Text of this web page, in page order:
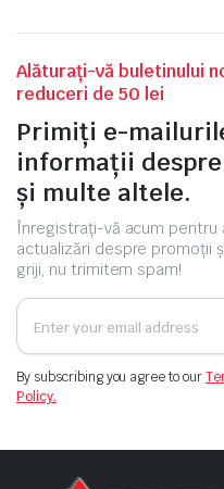
Alăturați-vă buletinului
reduceri de 50 lei
Primiți e-
informații
și multe altele.
Înregistrați-vă acum pentru
actualizări despre promoții
griji, nu trimitem spam!
By subscribing you agree to our
Policy.